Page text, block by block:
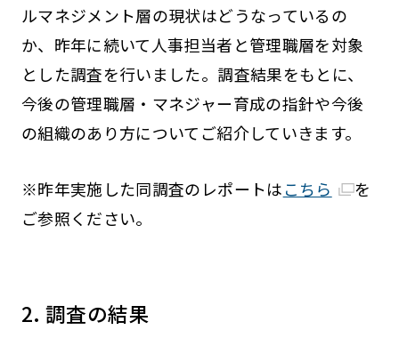
ルマネジメント層の現状はどうなっているの
か、昨年に続いて人事担当者と管理職層を対象
とした調査を行いました。調査結果をもとに、
今後の管理職層・マネジャー育成の指針や今後
の組織のあり方についてご紹介していきます。
※昨年実施した同調査のレポートはこちら
を
ご参照ください。
2. 調査の結果